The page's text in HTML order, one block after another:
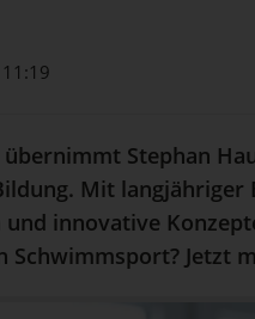
11:19
Stephan
Mit langjähriger
innovative
Schwimmsport? Jetzt